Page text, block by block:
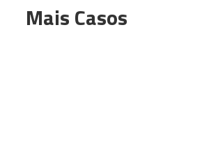
Mais Casos